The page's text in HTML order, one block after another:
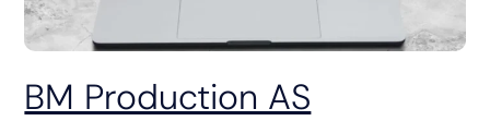
BM Production AS